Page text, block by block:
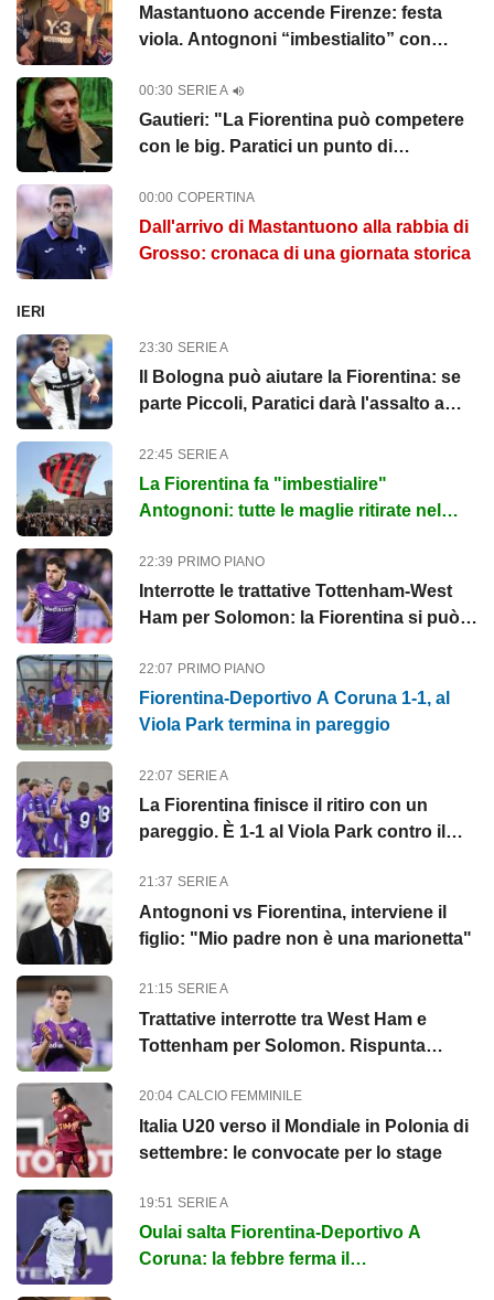
Mastantuono accende Firenze: festa
viola. Antognoni “imbestialito” con
00:30 SERIE A
Gautieri: "La Fiorentina può competere
con le big. Paratici un punto di
00:00 COPERTINA
Dall'arrivo di Mastantuono alla rabbia di
Grosso: cronaca di una giornata storica
IERI
23:30 SERIE A
Il Bologna può aiutare la Fiorentina: se
parte Piccoli, Paratici darà l'assalto a
22:45 SERIE A
La Fiorentina fa "imbestialire"
Antognoni: tutte le maglie ritirate nel
22:39 PRIMO PIANO
Interrotte le trattative Tottenham-West
Ham per Solomon: la Fiorentina si può
22:07 PRIMO PIANO
Fiorentina-Deportivo A Coruna 1-1, al
Viola Park termina in pareggio
22:07 SERIE A
La Fiorentina finisce il ritiro con un
pareggio. È 1-1 al Viola Park contro il
21:37 SERIE A
Antognoni vs Fiorentina, interviene il
figlio: "Mio padre non è una marionetta"
21:15 SERIE A
Trattative interrotte tra West Ham e
Tottenham per Solomon. Rispunta
20:04 CALCIO FEMMINILE
Italia U20 verso il Mondiale in Polonia di
settembre: le convocate per lo stage
19:51 SERIE A
Oulai salta Fiorentina-Deportivo A
Coruna: la febbre ferma il